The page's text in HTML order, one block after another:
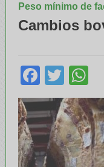
Peso mínimo de
Cambios